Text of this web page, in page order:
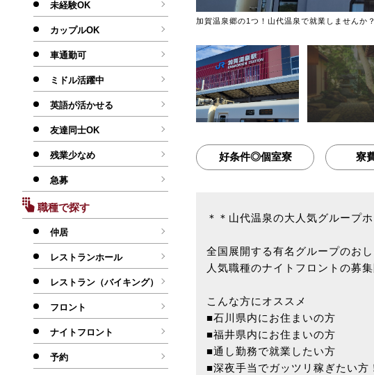
未経験OK
カップルOK
車通勤可
ミドル活躍中
英語が活かせる
友達同士OK
残業少なめ
急募
職種で探す
仲居
レストランホール
レストラン（バイキング）
フロント
ナイトフロント
予約
加賀温泉郷の1つ！山代温泉で就業しませんか
好条件◎個室寮 寮
＊＊山代温泉の大人気グループ
全国展開する有名グループのおし
人気職種のナイトフロントの募集
こんな方にオススメ
■石川県内にお住まいの方
■福井県内にお住まいの方
■通し勤務で就業したい方
■深夜手当でガッツリ稼ぎたい方